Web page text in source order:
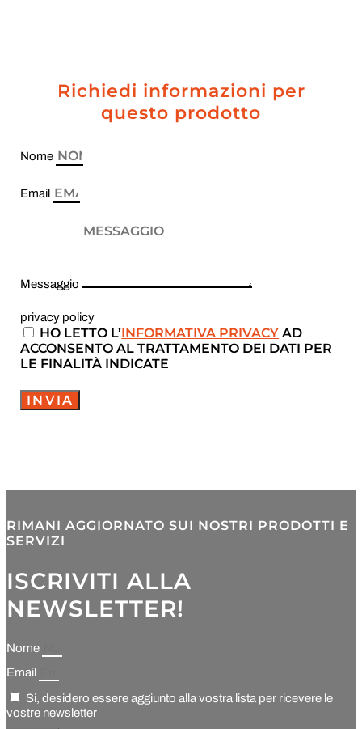
Richiedi informazioni per
questo prodotto
Nome
Email
Messaggio
privacy policy
HO LETTO L’INFORMATIVA PRIVACY AD
ACCONSENTO AL TRATTAMENTO DEI DATI PER
LE FINALITÀ INDICATE
INVIA
RIMANI AGGIORNATO SUI NOSTRI PRODOTTI E
SERVIZI
ISCRIVITI ALLA
NEWSLETTER!
Nome
Email
Si, desidero essere aggiunto alla vostra lista per ricevere le
vostre newsletter